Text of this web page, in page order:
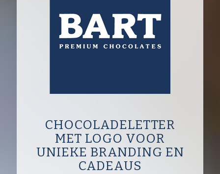
CHOCOLADELETTER
MET LOGO VOOR
UNIEKE BRANDING EN
CADEAUS